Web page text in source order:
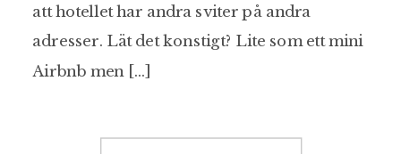
att hotellet har andra sviter på andra
adresser. Lät det konstigt? Lite som ett mini
Airbnb men […]